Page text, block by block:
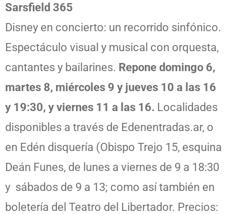
Sarsfield 365
Disney en concierto: un recorrido sinfónico.
Espectáculo visual y musical con orquesta,
cantantes y bailarines. Repone domingo 6,
martes 8, miércoles 9 y jueves 10 a las 16
y 19:30, y viernes 11 a las 16. Localidades
disponibles a través de Edenentradas.ar, o
en Edén disquería (Obispo Trejo 15, esquina
Deán Funes, de lunes a viernes de 9 a 18:30
y sábados de 9 a 13; como así también en
boletería del Teatro del Libertador. Precios: